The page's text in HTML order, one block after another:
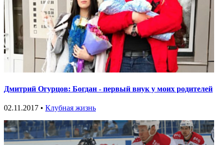
Дмитрий Огурцов: Богдан - первый внук у моих родителей
02.11.2017 • Клубная жизнь